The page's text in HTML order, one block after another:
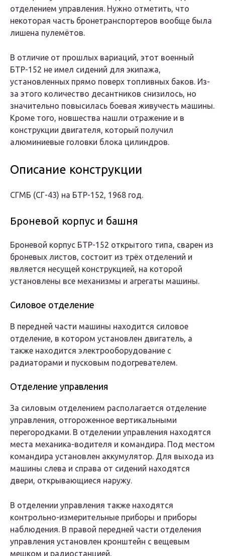
отделением управления. Нужно отметить, что
некоторая часть бронетранспортеров вообще была
лишена пулемётов.
В отличие от прошлых вариаций, этот военный
БТР-152 не имел сидений для экипажа,
установленных прямо поверх топливных баков. Из-
за этого количество десантников снизилось, но
значительно повысилась боевая живучесть машины.
Кроме того, новшества нашли отражение и в
конструкции двигателя, который получил
алюминиевые головки блока цилиндров.
Описание конструкции
СГМБ (СГ-43) на БТР-152, 1968 год.
Броневой корпус и башня
Броневой корпус БТР-152 открытого типа, сварен из
броневых листов, состоит из трёх отделений и
является несущей конструкцией, на которой
установлены все механизмы и агрегаты машины.
Силовое отделение
В передней части машины находится силовое
отделение, в котором установлен двигатель, а
также находится электрооборудование с
радиаторами и пусковым подогревателем.
Отделение управления
За силовым отделением располагается отделение
управления, отгороженное вертикальными
перегородками. В отделении управления находятся
места механика-водителя и командира. Под местом
командира установлен аккумулятор. Для выхода из
машины слева и справа от сидений находятся
двери, открывающиеся наружу.
В отделении управления также находятся
контрольно-измерительные приборы и приборы
наблюдения. В правой передней части отделения
управления установлен кронштейн с вещевым
мешком и радиостанцией.